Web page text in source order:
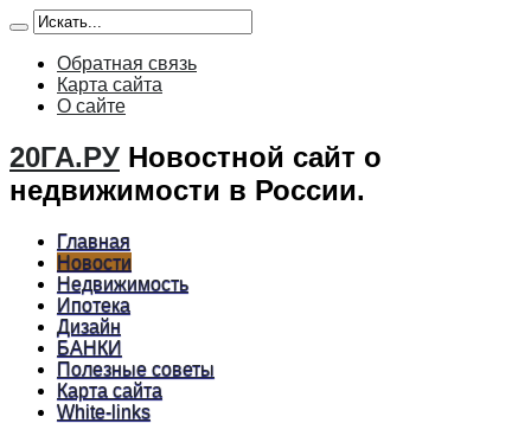
Обратная связь
Карта сайта
О сайте
20ГА.РУ Новостной сайт о
недвижимости в России.
Главная
Новости
Недвижимость
Ипотека
Дизайн
БАНКИ
Полезные советы
Карта сайта
White-links